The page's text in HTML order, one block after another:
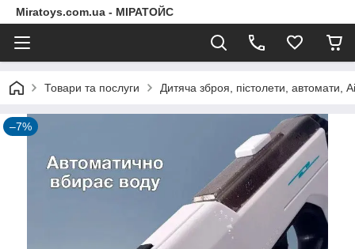
Miratoys.com.ua - МІРАТОЙС
Товари та послуги Дитяча зброя, пістолети, автомати,
–7%